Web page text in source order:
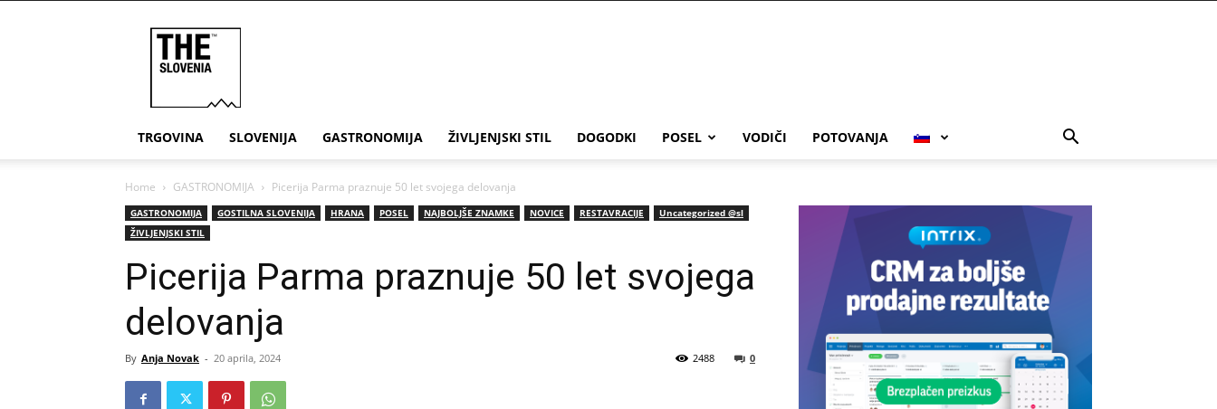
TRGOVINA SLOVENIJA GASTRONOMIJA ŽIVLJENJSKI STIL DOGODKI POSEL VODIČI POTOVANJA
Home GASTRONOMIJA Picerija Parma praznuje 50 let svojega delovanja
GASTRONOMIJA GOSTILNA SLOVENIJA HRANA POSEL NAJBOLJŠE ZNAMKE NOVICE RESTAVRACIJE
Uncategorized @sl
ŽIVLJENJSKI STIL
Picerija Parma praznuje 50 let svojega
delovanja
By Anja Novak - 20 aprila, 2024 0
2488